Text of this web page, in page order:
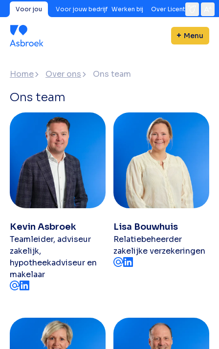
Voor jou Voor jouw bedrijf Werken bij Over Licent
Menu
Home Over ons Ons team
Ons team
Kevin Asbroek
Teamleider, adviseur
zakelijk,
hypotheekadviseur en
makelaar
Lisa Bouwhuis
Relatiebeheerder
zakelijke verzekeringen